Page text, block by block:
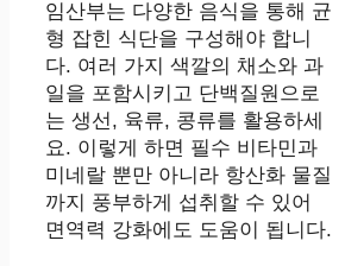
임산부는 다양한 음식을 통해 균
형 잡힌 식단을 구성해야 합니
다. 여러 가지 색깔의 채소와 과
일을 포함시키고 단백질원으로
는 생선, 육류, 콩류를 활용하세
요. 이렇게 하면 필수 비타민과
미네랄 뿐만 아니라 항산화 물질
까지 풍부하게 섭취할 수 있어
면역력 강화에도 도움이 됩니다.